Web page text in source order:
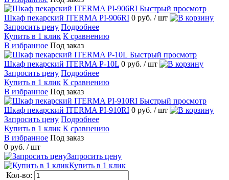
Быстрый просмотр
Шкаф пекарский ITERMA PI-906RI 0 руб. / шт
Запросить цену Подробнее
Купить в 1 клик К сравнению
В избранное Под заказ
Быстрый просмотр
Шкаф пекарский ITERMA P-10L 0 руб. / шт
Запросить цену Подробнее
Купить в 1 клик К сравнению
В избранное Под заказ
Быстрый просмотр
Шкаф пекарский ITERMA PI-910RI 0 руб. / шт
Запросить цену Подробнее
Купить в 1 клик К сравнению
В избранное Под заказ
0 руб. / шт
Запросить цену
Купить в 1 клик
Кол-во: